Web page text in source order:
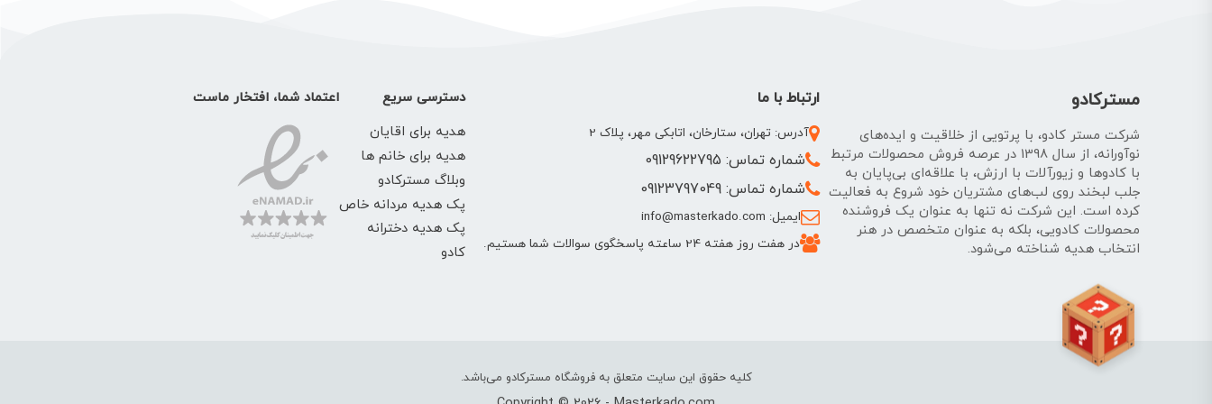
مسترکادو
شرکت مستر کادو، با پرتویی از خلاقیت و ایده‌های
نوآورانه، از سال 1398 در عرصه فروش محصولات مرتبط
با کادوها و زیورآلات با ارزش، با علاقه‌ای بی‌پایان به
جلب لبخند روی لب‌های مشتریان خود شروع به فعالیت
کرده است. این شرکت نه تنها به عنوان یک فروشنده
محصولات کادویی، بلکه به عنوان متخصص در هنر
انتخاب هدیه شناخته می‌شود.
ارتباط با ما
آدرس: تهران، ستارخان، اتابکی مهر، پلاک 2
شماره تماس: 09129622795
شماره تماس: 09123797049
ایمیل: info@masterkado.com
در هفت روز هفته 24 ساعته پاسخگوی سوالات شما هستیم.
دسترسی سریع
هدیه برای اقایان
هدیه برای خانم ها
وبلاگ مسترکادو
پک هدیه مردانه خاص
پک هدیه دخترانه
کادو
اعتماد شما، افتخار ماست
کلیه حقوق این سایت متعلق به فروشگاه مسترکادو می‌باشد.